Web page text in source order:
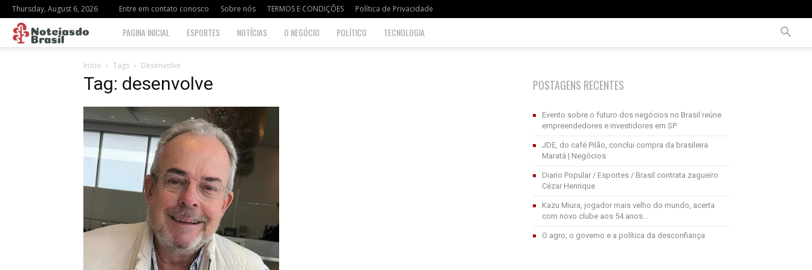
Thursday, August 6, 2026 Entre em contato conosco Sobre nós TERMOS E CONDIÇÕES Política de Privacidade
Notciasdo
Brasil
PAGINA INICIAL ESPORTES NOTÍCIAS O NEGÓCIO POLÍTICO TECNOLOGIA
Início Tags Desenvolve
Tag: desenvolve POSTAGENS RECENTES
Evento sobre o futuro dos negócios no Brasil reúne
empreendedores e investidores em SP
JDE, do café Pilão, conclui compra da brasileira
Maratá | Negócios
Diario Popular / Esportes / Brasil contrata zagueiro
Cézar Henrique
Kazu Miura, jogador mais velho do mundo, acerta
com novo clube aos 54 anos...
O agro, o governo e a política da desconfiança